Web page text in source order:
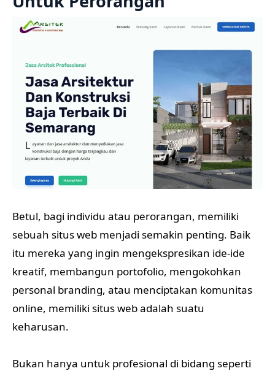
Betul, bagi individu atau perorangan, memiliki
sebuah situs web menjadi semakin penting. Baik
itu mereka yang ingin mengekspresikan ide-ide
kreatif, membangun portofolio, mengokohkan
personal branding, atau menciptakan komunitas
online, memiliki situs web adalah suatu
keharusan.
Bukan hanya untuk profesional di bidang seperti